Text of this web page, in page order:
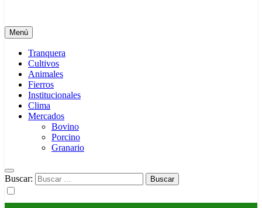
Menú
Tranquera
Cultivos
Animales
Fierros
Institucionales
Clima
Mercados
Bovino
Porcino
Granario
Buscar: